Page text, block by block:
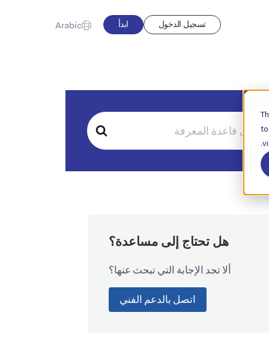
تسجيل الدخول ابدأ Arabic
هل تحتاج إلى مساعدة؟
ألا تجد الإجابة التي تبحث عنها؟
اتصل بالدعم الفني